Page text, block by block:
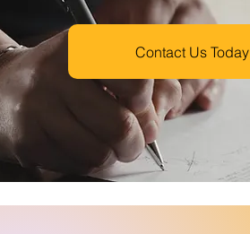
Contact Us Today